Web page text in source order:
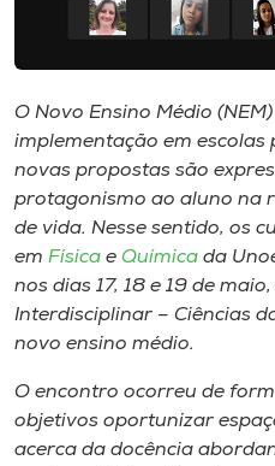
Unoesc
Store
Selecione
A+
O Novo Ensino Médio
implementação em escolas
novas propostas são
protagonismo ao aluno na
de vida. Nesse sentido, os
em Física e Química da
nos dias 17, 18 e 19 de
Interdisciplinar – Ciências
novo ensino médio.
O encontro ocorreu de
objetivos oportunizar
acerca da docência